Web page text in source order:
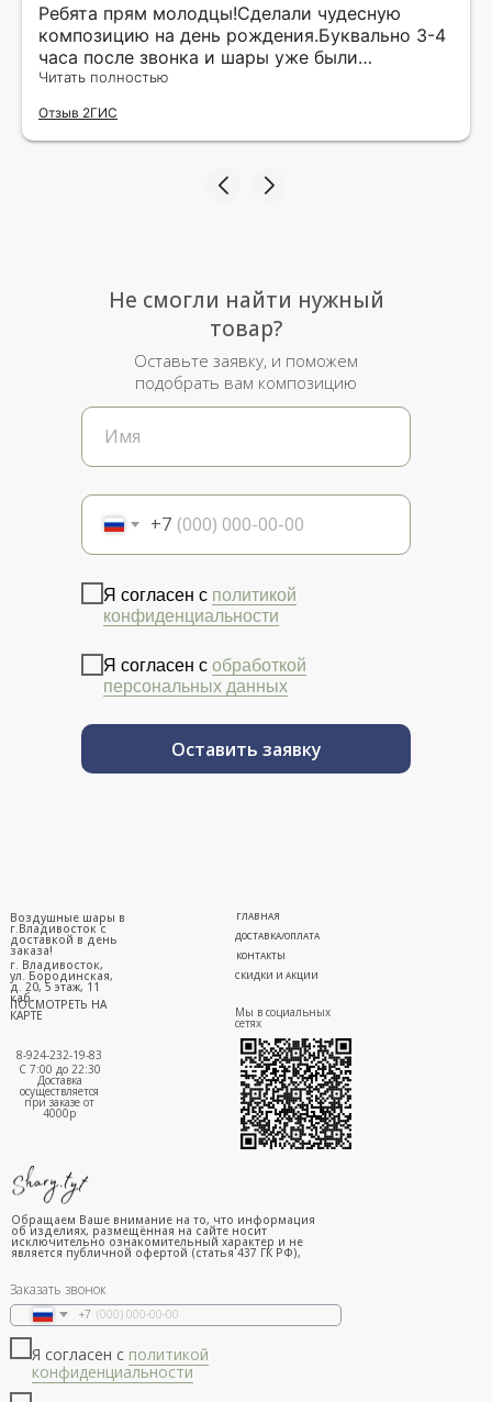
Ребята прям молодцы!Сделали чудесную
композицию на день рождения.Буквально 3-4
часа после звонка и шары уже были
доставлены мне по адресу.Качество
рада.
Читать полностью
Отзыв 2ГИС
+7
Я согласен с политикой
конфиденциальности
Я согласен с обработкой
персональных данных
Оставить заявку
Не смогли найти нужный
товар?
Оставьте заявку, и поможем
подобрать вам композицию
г. Владивосток,
ул. Бородинская,
д. 20, 5 этаж, 11
каб.
ПОСМОТРЕТЬ НА
КАРТЕ
ГЛАВНАЯ
ДОСТАВКА/ОПЛАТА
СКИДКИ И АКЦИИ
КОНТАКТЫ
8-924-232-19-83
С 7:00 до 22:30
Доставка
осуществляется
при заказе от
4000р
Воздушные шары в
г.Владивосток с
доставкой в день
заказа!
Мы в социальных
сетях
Заказать звонок
+7
Я согласен с политикой
конфиденциальности
Обращаем Ваше внимание на то, что информация
об изделиях, размещённая на сайте носит
исключительно ознакомительный характер и не
является публичной офертой (статья 437 ГК РФ),